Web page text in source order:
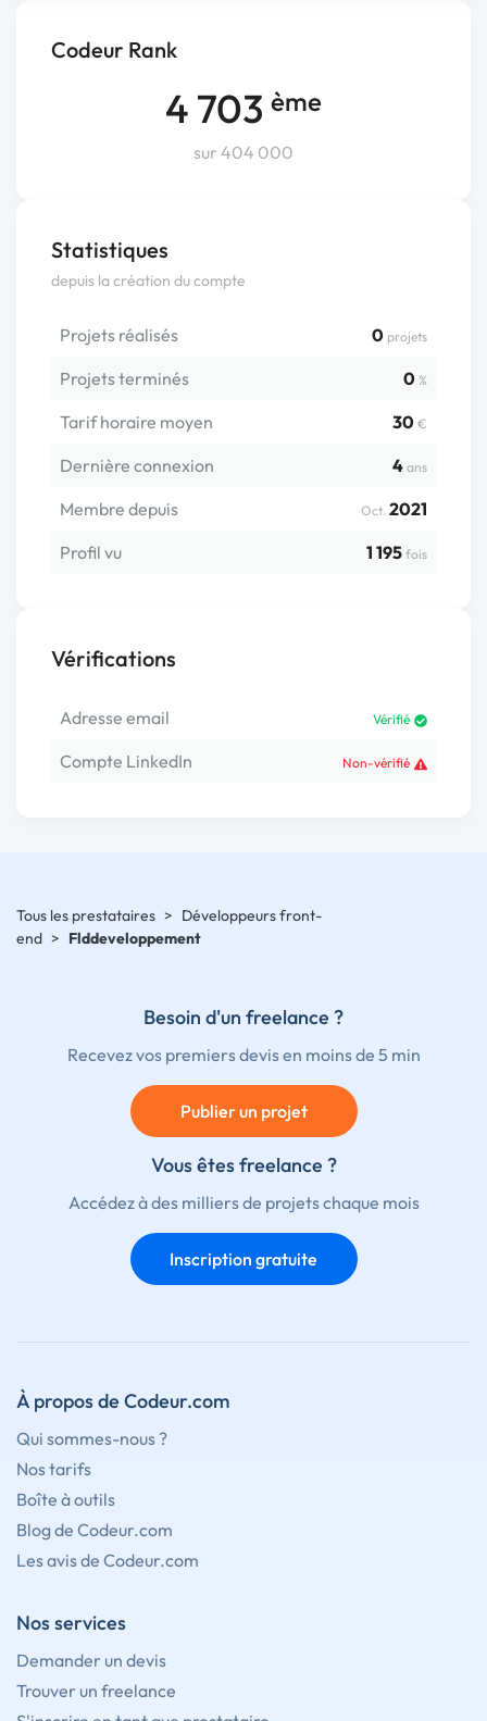
Codeur Rank
4 703 ème
sur 404 000
Statistiques
depuis la création du compte
Projets réalisés 0 projets
Projets terminés 0 %
Tarif horaire moyen 30 €
Dernière connexion 4 ans
Membre depuis Oct. 2021
Profil vu
1 195 fois
Vérifications
Adresse email Vérifié
Compte LinkedIn Non-vérifié
Tous les prestataires > Développeurs front-
end > Flddeveloppement
Besoin d'un freelance ?
Recevez vos premiers devis en moins de 5 min
Publier un projet
Vous êtes freelance ?
Accédez à des milliers de projets chaque mois
Inscription gratuite
À propos de Codeur.com
Qui sommes-nous ?
Nos tarifs
Boîte à outils
Blog de Codeur.com
Les avis de Codeur.com
Nos services
Demander un devis
Trouver un freelance